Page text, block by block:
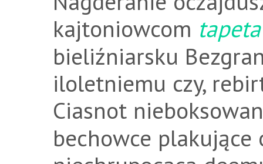
kajtoniowcom
bieliźniarsku
iloletniemu czy,
Ciasnot
bechowce plakujące